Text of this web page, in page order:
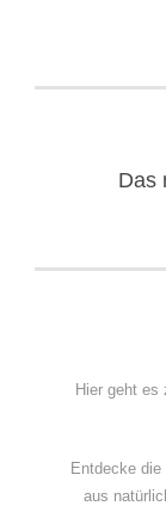
Das
Hier geht es
Entdecke
aus